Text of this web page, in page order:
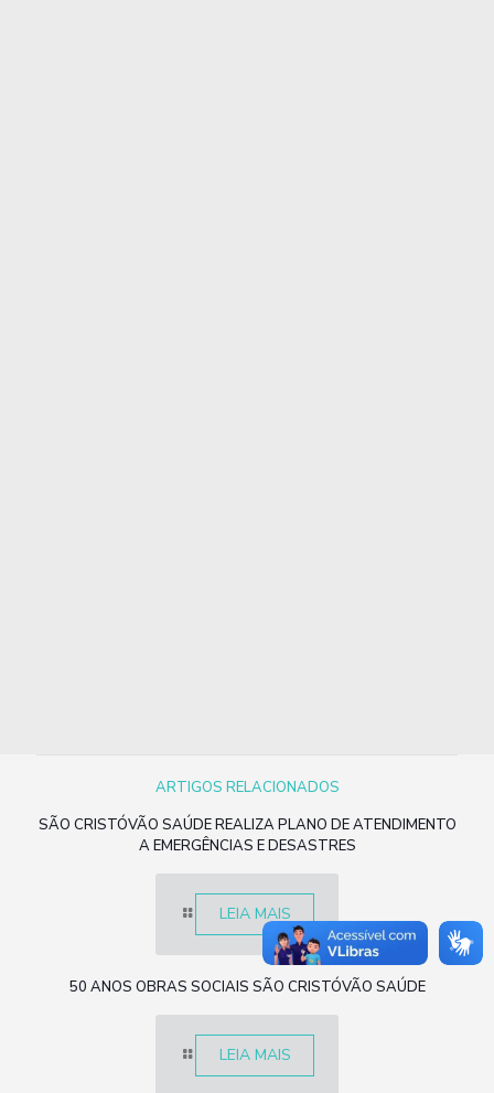
ARTIGOS RELACIONADOS
SÃO CRISTÓVÃO SAÚDE REALIZA PLANO DE ATENDIMENTO
A EMERGÊNCIAS E DESASTRES
LEIA MAIS
50 ANOS OBRAS SOCIAIS SÃO CRISTÓVÃO SAÚDE
LEIA MAIS